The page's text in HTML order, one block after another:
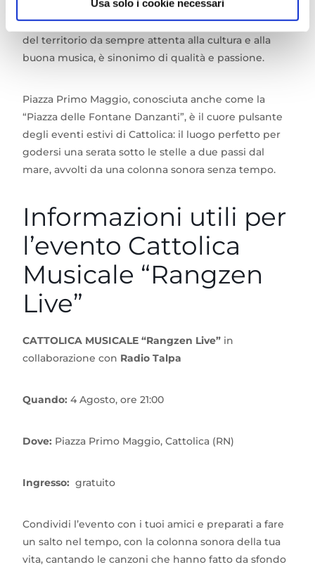
Usa solo i cookie necessari
La collaborazione conRadio Talpaemittente storica
del territorio da sempre attenta alla cultura e alla
buona musica, è sinonimo di qualità e passione.
Piazza Primo Maggio, conosciuta anche come la
“Piazza delle Fontane Danzanti”, è il cuore pulsante
degli eventi estivi di Cattolica: il luogo perfetto per
godersi una serata sotto le stelle a due passi dal
mare, avvolti da una colonna sonora senza tempo.
Informazioni utili per
l’evento Cattolica
Musicale “Rangzen
Live”
CATTOLICA MUSICALE “Rangzen Live” in
collaborazione con Radio Talpa
Quando: 4 Agosto, ore 21:00
Dove: Piazza Primo Maggio, Cattolica (RN)
Ingresso: gratuito
Condividi l’evento con i tuoi amici e preparati a fare
un salto nel tempo, con la colonna sonora della tua
vita, cantando le canzoni che hanno fatto da sfondo